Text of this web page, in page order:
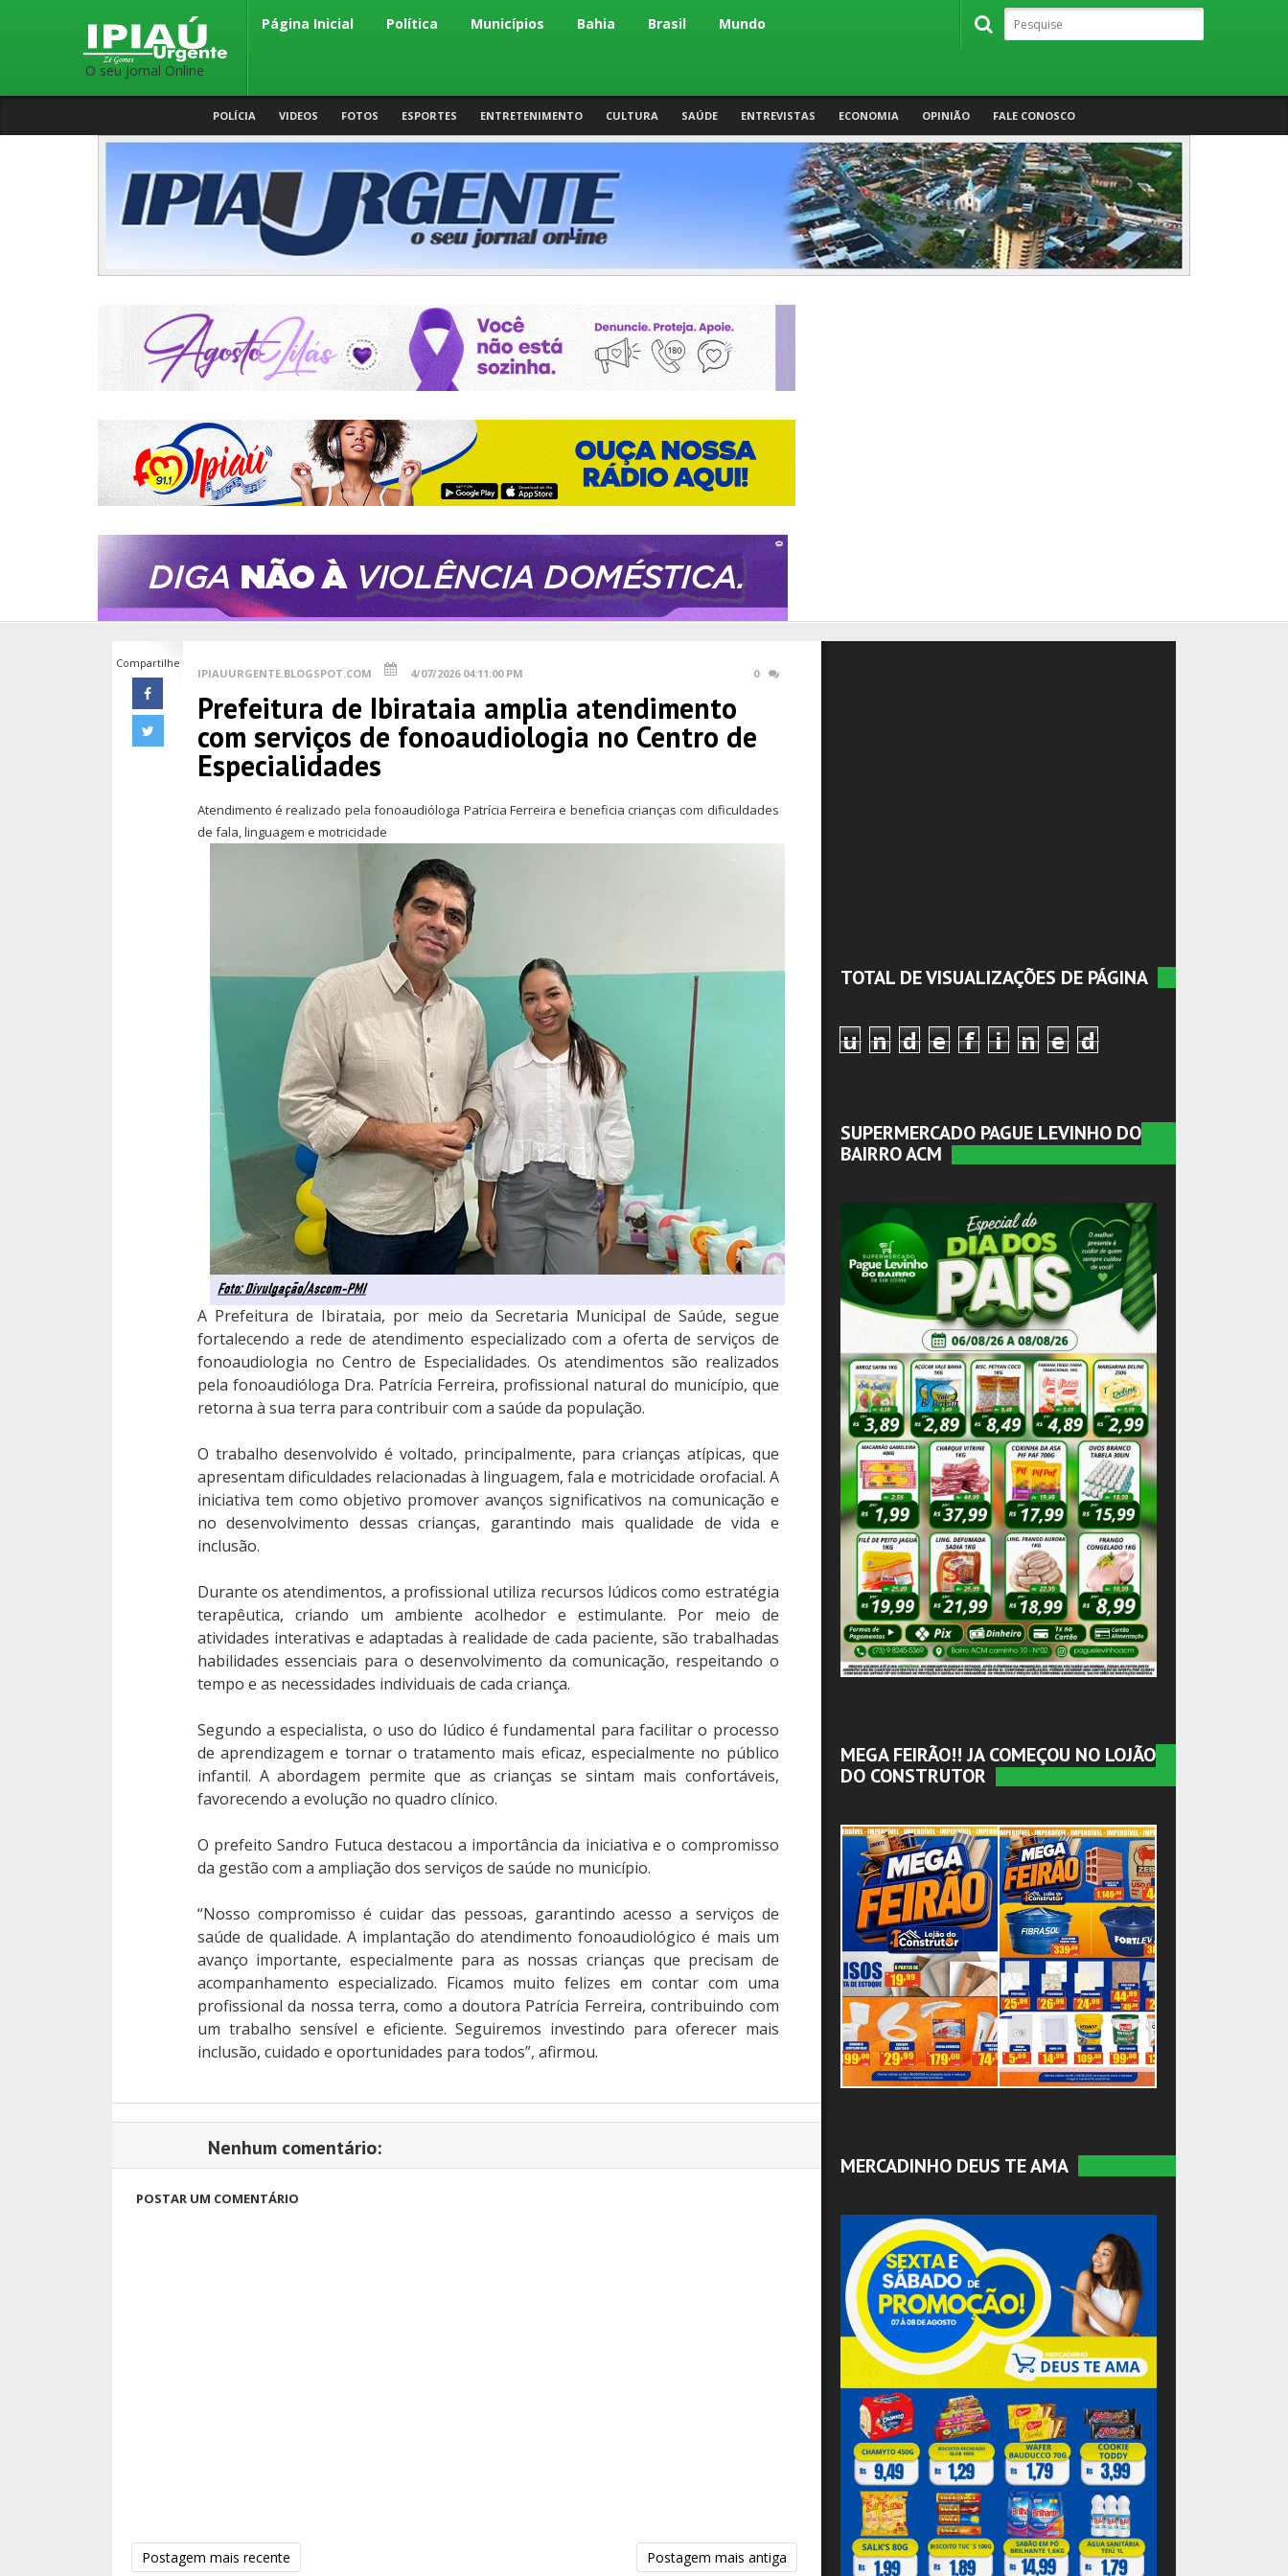
O seu Jornal Online
Página Inicial Política Municípios Bahia Brasil Mundo
POLÍCIA VIDEOS FOTOS ESPORTES ENTRETENIMENTO CULTURA SAÚDE ENTREVISTAS ECONOMIA OPINIÃO FALE CONOSCO
Compartilhe
IPIAUURGENTE.BLOGSPOT.COM 4/07/2026 04:11:00 PM 0
Prefeitura de Ibirataia amplia atendimento
com serviços de fonoaudiologia no Centro de
Especialidades
Atendimento é realizado pela fonoaudióloga Patrícia Ferreira e beneficia crianças com dificuldades
de fala, linguagem e motricidade
A Prefeitura de Ibirataia, por meio da Secretaria Municipal de Saúde, segue
fortalecendo a rede de atendimento especializado com a oferta de serviços de
fonoaudiologia no Centro de Especialidades. Os atendimentos são realizados
pela fonoaudióloga Dra. Patrícia Ferreira, profissional natural do município, que
retorna à sua terra para contribuir com a saúde da população.
O trabalho desenvolvido é voltado, principalmente, para crianças atípicas, que
apresentam dificuldades relacionadas à linguagem, fala e motricidade orofacial. A
iniciativa tem como objetivo promover avanços significativos na comunicação e
no desenvolvimento dessas crianças, garantindo mais qualidade de vida e
inclusão.
Durante os atendimentos, a profissional utiliza recursos lúdicos como estratégia
terapêutica, criando um ambiente acolhedor e estimulante. Por meio de
atividades interativas e adaptadas à realidade de cada paciente, são trabalhadas
habilidades essenciais para o desenvolvimento da comunicação, respeitando o
tempo e as necessidades individuais de cada criança.
Segundo a especialista, o uso do lúdico é fundamental para facilitar o processo
de aprendizagem e tornar o tratamento mais eficaz, especialmente no público
infantil. A abordagem permite que as crianças se sintam mais confortáveis,
favorecendo a evolução no quadro clínico.
O prefeito Sandro Futuca destacou a importância da iniciativa e o compromisso
da gestão com a ampliação dos serviços de saúde no município.
“Nosso compromisso é cuidar das pessoas, garantindo acesso a serviços de
saúde de qualidade. A implantação do atendimento fonoaudiológico é mais um
avanço importante, especialmente para as nossas crianças que precisam de
acompanhamento especializado. Ficamos muito felizes em contar com uma
profissional da nossa terra, como a doutora Patrícia Ferreira, contribuindo com
um trabalho sensível e eficiente. Seguiremos investindo para oferecer mais
inclusão, cuidado e oportunidades para todos”, afirmou.
Nenhum comentário:
POSTAR UM COMENTÁRIO
Postagem mais recente Postagem mais antiga
TOTAL DE VISUALIZAÇÕES DE PÁGINA
u n d e f i n e d
SUPERMERCADO PAGUE LEVINHO DO
BAIRRO ACM
MEGA FEIRÃO!! JA COMEÇOU NO LOJÃO
DO CONSTRUTOR
MERCADINHO DEUS TE AMA